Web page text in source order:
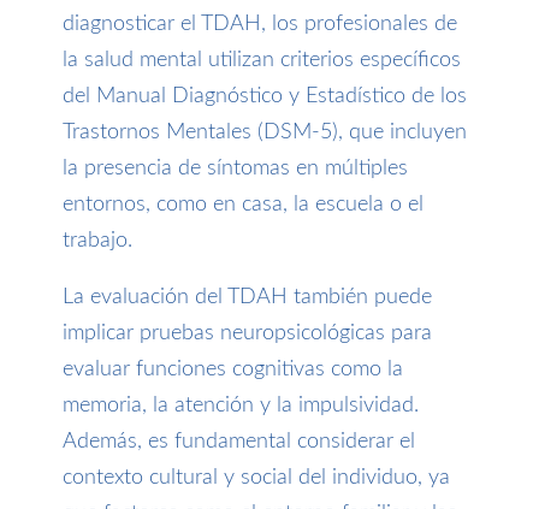
diagnosticar el TDAH, los profesionales de
la salud mental utilizan criterios específicos
del Manual Diagnóstico y Estadístico de los
Trastornos Mentales (DSM-5), que incluyen
la presencia de síntomas en múltiples
entornos, como en casa, la escuela o el
trabajo.
La evaluación del TDAH también puede
implicar pruebas neuropsicológicas para
evaluar funciones cognitivas como la
memoria, la atención y la impulsividad.
Además, es fundamental considerar el
contexto cultural y social del individuo, ya